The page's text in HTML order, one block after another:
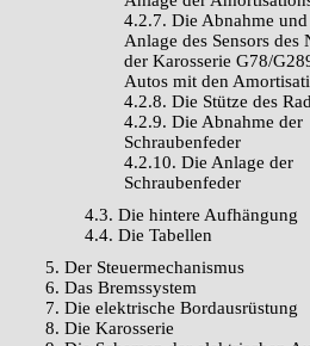
4.2.7. Die Abnahme und
Anlage des Sensors des
der Karosserie G78/
Autos mit den
4.2.8. Die Stütze des
4.2.9. Die Abnahme der
Schraubenfeder
4.2.10. Die Anlage der
Schraubenfeder
4.3. Die hintere Aufhängung
4.4. Die Tabellen
5. Der Steuermechanismus
6. Das Bremssystem
7. Die elektrische Bordausrüstung
8. Die Karosserie